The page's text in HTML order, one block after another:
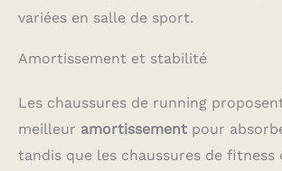
variées en salle de sport.
Amortissement et stabilité
Les chaussures de running
meilleur amortissement pour
tandis que les chaussures de